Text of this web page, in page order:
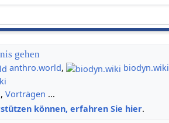
gehen
anthro.world,
biodyn.wiki
,Vorträgen ...
können, erfahren Sie hier.